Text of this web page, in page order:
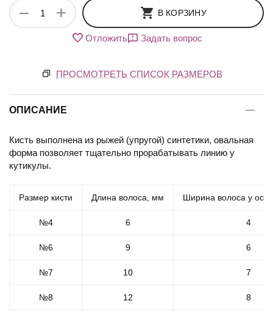
+
− В КОРЗИНУ
Отложить Задать вопрос
ПРОСМОТРЕТЬ СПИСОК РАЗМЕРОВ
ОПИСАНИЕ
Кисть выполнена из рыжей (упругой) синтетики, овальная
форма позволяет тщательно прорабатывать линию у
кутикулы.
Размер кисти Длина волоса, мм Ширина волоса у
№4 6 4
№6 9 6
№7 10 7
№8 12 8